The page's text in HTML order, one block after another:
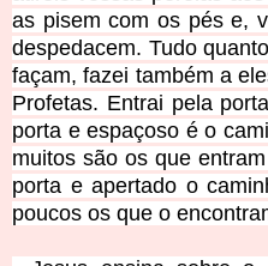
as pisem com os pés e,
despedacem. Tudo
façam, fazei também a
Profetas. Entrai pela
porta e espaçoso é o
muitos são os que
porta e apertado o
poucos os que o